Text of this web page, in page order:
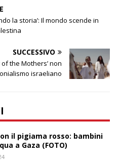
la storia’: Il mondo scende in
SUCCESSIVO
the Mothers’ non
israeliano
il pigiama rosso: bambini
a Gaza (FOTO)